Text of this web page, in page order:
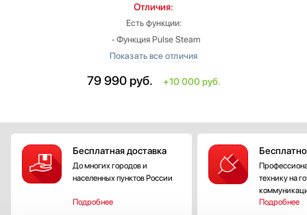
Отличия:
Есть функции:
‐ Функция Pulse Steam
‐ Автоматическая смотка шнура
Длина электрического кабеля: больше на 0.3 м
Общий вес: больше на 0.2 кг
Особенности модели:
‐ импульсная подача пара
‐ активная 3D подошва
79 990 руб. +10 000 руб.
Бесплатная доставка
До многих городов и
населенных пунктов России
Подробнее
технику на
Подробнее